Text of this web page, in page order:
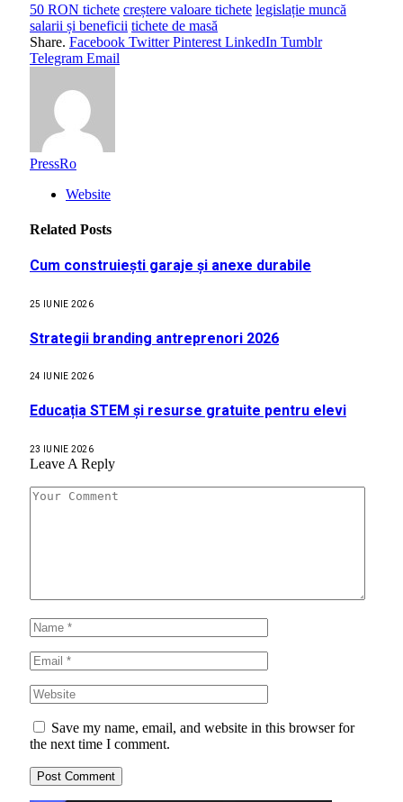
50 RON tichete creștere valoare tichete legislație muncă
salarii și beneficii tichete de masă
Share. Facebook Twitter Pinterest LinkedIn Tumblr
Telegram Email
PressRo
Website
Related Posts
Cum construiești garaje și anexe durabile
25 IUNIE 2026
Strategii branding antreprenori 2026
24 IUNIE 2026
Educația STEM și resurse gratuite pentru elevi
23 IUNIE 2026
Leave A Reply
Save my name, email, and website in this browser for
the next time I comment.